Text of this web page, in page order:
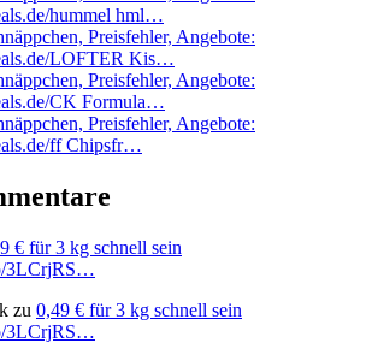
hummel hml…
Preisfehler, Angebote:
LOFTER Kis…
Preisfehler, Angebote:
CK Formula…
Preisfehler, Angebote:
ff Chipsfr…
€ für 3 kg schnell sein
3LCrjRS…
zu 0,49 € für 3 kg schnell sein
3LCrjRS…